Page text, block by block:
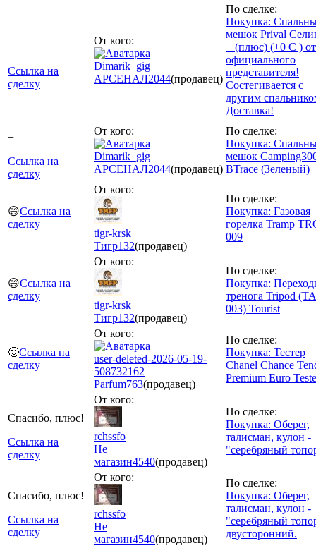
+
Ссылка на
сделку
От кого:
Dimarik_gig
АРСЕНАЛ2044(продавец)
По сделке:
Покупка:
мешок Prival
+ (плюс) (+0 С ) от
официального
представителя!
Состегивается с
другим
Доставка!
+
Ссылка на
сделку
От кого:
Dimarik_gig
АРСЕНАЛ2044(продавец)
По сделке:
Покупка:
мешок
BTrace (Зеленый)
😄Ссылка на
сделку
От кого:
tigr-krsk
Тигр132(продавец)
По сделке:
Покупка: Газовая
горелка Tramp
009
😄Ссылка на
сделку
От кого:
tigr-krsk
Тигр132(продавец)
По сделке:
Покупка:
тренога Tripod
003) Tourist
🙂Ссылка на
сделку
От кого:
user-deleted-2026-05-19-
508732162
Parfum763(продавец)
По сделке:
Покупка: Тестер
Chanel Chance
Premium Euro
Спасибо, плюс!
Ссылка на
сделку
От кого:
rchssfo
Не
магазин4540(продавец)
По сделке:
Покупка: Оберег,
талисман, кулон -
"серебряный
Спасибо, плюс!
Ссылка на
сделку
От кого:
rchssfo
Не
магазин4540(продавец)
По сделке:
Покупка: Оберег,
талисман, кулон -
"серебряный
двусторонний.